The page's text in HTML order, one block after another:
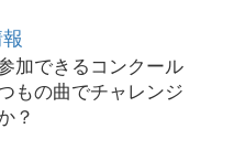
加できるコンクール
もの曲でチャレンジ
？